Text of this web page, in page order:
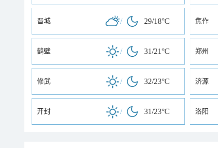
晋城 / 29/18°C 焦作
鹤壁 / 31/21°C 郑州
修武 / 32/23°C 济源
开封 / 31/23°C 洛阳